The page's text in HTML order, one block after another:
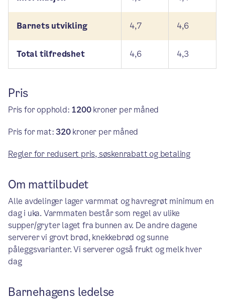
Barnets utvikling 4,7 4,6
Total tilfredshet 4,6 4,3
Pris
Pris for opphold: 1200kroner per måned
Pris for mat:320kroner per måned
Regler for redusert pris, søskenrabatt og betaling
Om mattilbudet
Alle avdelinger lager varmmat og havregrøt minimum en
dag i uka. Varmmaten består som regel av ulike
supper/gryter laget fra bunnen av. De andre dagene
serverer vi grovt brød, knekkebrød og sunne
påleggsvarianter. Vi serverer også frukt og melk hver
dag
Barnehagens ledelse